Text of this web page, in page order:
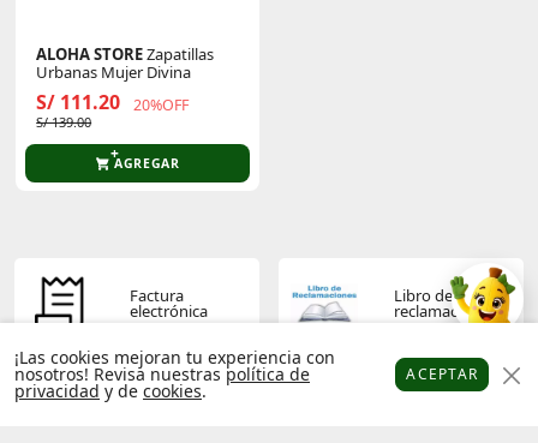
ALOHA STOREZapatillas
Urbanas Mujer Divina
S/ 111.20 20%OFF
S/ 139.00
AGREGAR
Factura
electrónica
Libro de
reclamaciones
Términos y
Platanitos Favoritos
¡Las cookies mejoran tu experiencia con
nosotros! Revisa nuestras política de
privacidad y de cookies.
ACEPTAR